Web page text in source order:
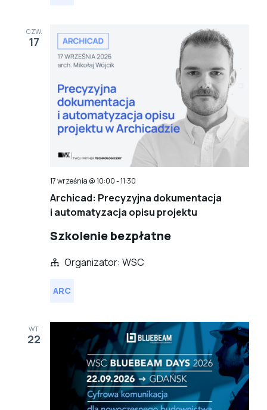
CZW.
17
17 września @ 10:00-11:30
Archicad: Precyzyjna dokumentacja
i automatyzacja opisu projektu
Szkolenie bezpłatne
Organizator: WSC
ARC
WT.
22